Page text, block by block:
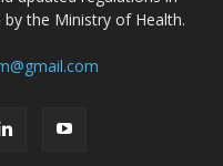
the Ministry of Health.